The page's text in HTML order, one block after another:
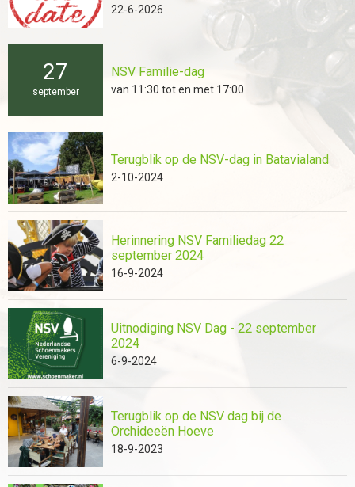
22-6-2026
27
september
NSV Familie-dag
van 11:30 tot en met 17:00
Terugblik op de NSV-dag in Batavialand
2-10-2024
Herinnering NSV Familiedag 22
september 2024
16-9-2024
Uitnodiging NSV Dag - 22 september
2024
6-9-2024
Terugblik op de NSV dag bij de
Orchideeën Hoeve
18-9-2023